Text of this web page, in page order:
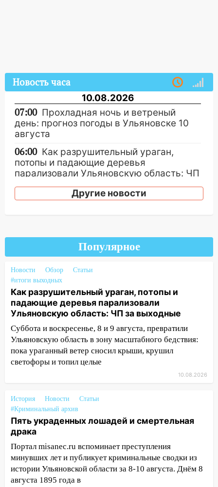
Новость часа
10.08.2026
07:00 Прохладная ночь и ветреный
день: прогноз погоды в Ульяновске 10
августа
06:00 Как разрушительный ураган,
потопы и падающие деревья
парализовали Ульяновскую область: ЧП
за выходные
05:50 Пять украденных лошадей и
дисков: как повседневные привычки
незаметно разрушают наш позвоночник
03:00
День скрытых ловушек и
внезапных подарков судьбы: гороскоп
на 10 августа
09.08.2026
В Ульяновске около «нового»
моста утопили автомобиль «Вольво»
20:20 Итоги 9 августа в Ульяновской
области: разгул стихии, поиски
19:43
Из-за ураганного ветра упали
деревья в парке «Победы»
18:00
Пепелище на Балтийской: в
Заволжье ульяновские спасатели
ликвидировали крупный пожар
17:15 Прогноз погоды на 10 августа в
Ульяновской области
Другие новости
Популярное
Новости Обзор
Статьи
#итоги выходных
Как разрушительный ураган, потопы и
падающие деревья парализовали
Ульяновскую область: ЧП за выходные
Суббота и воскресенье, 8 и 9 августа, превратили
Ульяновскую область в зону масштабного бедствия:
пока ураганный ветер сносил крыши, крушил
светофоры и топил целые
10.08.2026
История Новости
Статьи
#Криминальный архив
Пять украденных лошадей и смертельная
драка
Портал misanec.ru вспоминает преступления
минувших лет и публикует криминальные сводки из
истории Ульяновской области за 8-10 августа. Днём 8
августа 1895 года в